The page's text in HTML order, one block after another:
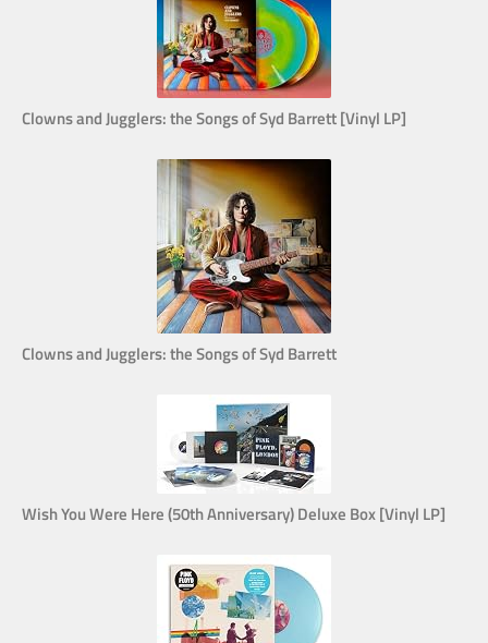
Clowns and Jugglers: the Songs of Syd Barrett [Vinyl LP]
Clowns and Jugglers: the Songs of Syd Barrett
Wish You Were Here (50th Anniversary) Deluxe Box [Vinyl LP]